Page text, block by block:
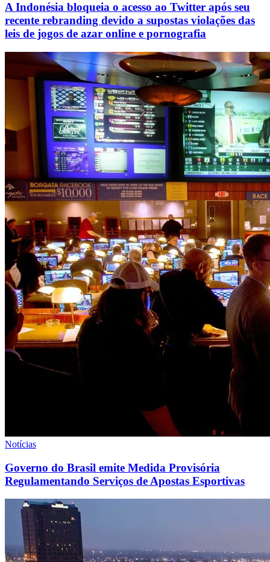
A Indonésia bloqueia o acesso ao Twitter após seu
recente rebranding devido a supostas violações das
leis de jogos de azar online e pornografia
Notícias
Governo do Brasil emite Medida Provisória
Regulamentando Serviços de Apostas Esportivas